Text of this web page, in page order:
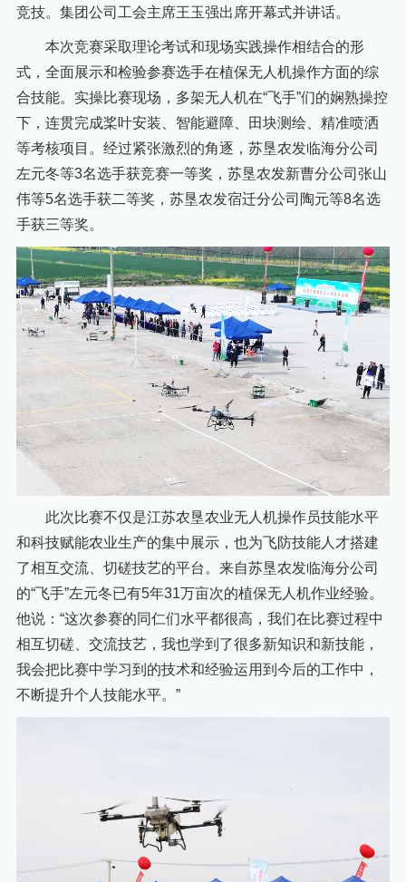
竞技。集团公司工会主席王玉强出席开幕式并讲话。
本次竞赛采取理论考试和现场实践操作相结合的形
式，全面展示和检验参赛选手在植保无人机操作方面的综
合技能。实操比赛现场，多架无人机在“飞手”们的娴熟操控
下，连贯完成桨叶安装、智能避障、田块测绘、精准喷洒
等考核项目。经过紧张激烈的角逐，苏垦农发临海分公司
左元冬等3名选手获竞赛一等奖，苏垦农发新曹分公司张山
伟等5名选手获二等奖，苏垦农发宿迁分公司陶元等8名选
手获三等奖。
此次比赛不仅是江苏农垦农业无人机操作员技能水平
和科技赋能农业生产的集中展示，也为飞防技能人才搭建
了相互交流、切磋技艺的平台。来自苏垦农发临海分公司
的“飞手”左元冬已有5年31万亩次的植保无人机作业经验。
他说：“这次参赛的同仁们水平都很高，我们在比赛过程中
相互切磋、交流技艺，我也学到了很多新知识和新技能，
我会把比赛中学习到的技术和经验运用到今后的工作中，
不断提升个人技能水平。”